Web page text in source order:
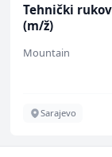
Tehnički
(m/ž)
Mountain
Sarajevo